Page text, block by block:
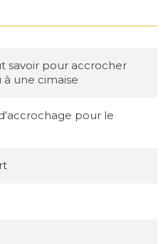
savoir pour accrocher
une cimaise
pour le